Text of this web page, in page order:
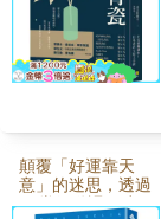
顛覆「好運靠天
意」的迷思，透過
18堂行動課，建